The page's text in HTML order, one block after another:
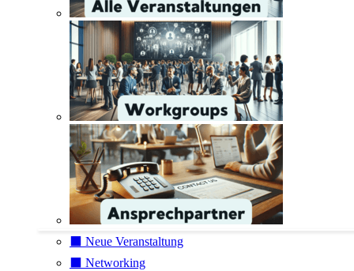
⬛️ Neue Veranstaltung
⬛️ Networking